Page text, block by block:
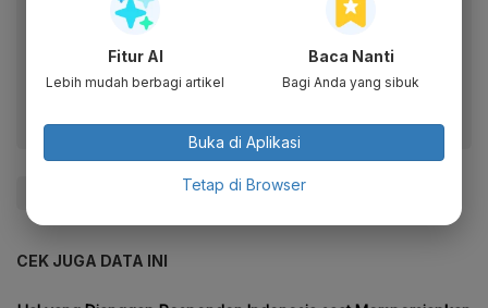
Baca artikel ini lewat aplikasi mobile.
Dapatkan pengalaman membaca lebih nyaman dan nikmati
fitur menarik lainnya lewat aplikasi mobile Katadata.
CEK JUGA DATA INI
Fitur AI
Lebih mudah berbagi artikel
Baca Nanti
Bagi Anda yang sibuk
Buka di Aplikasi
Tetap di Browser